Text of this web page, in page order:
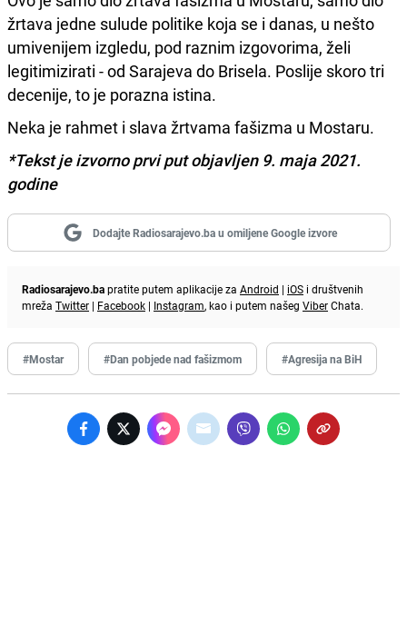
žrtava jedne sulude politike koja se i danas, u nešto
umivenijem izgledu, pod raznim izgovorima, želi
legitimizirati - od Sarajeva do Brisela. Poslije skoro tri
decenije, to je porazna istina.
Neka je rahmet i slava žrtvama fašizma u Mostaru.
*Tekst je izvorno prvi put objavljen 9. maja 2021.
godine
Dodajte Radiosarajevo.ba u omiljene Google izvore
Radiosarajevo.bapratite putem aplikacije za Android | iOS i društvenih
mreža Twitter | Facebook | Instagram, kao i putem našeg ViberChata.
#Mostar #Dan pobjede nad fašizmom #Agresija na BiH